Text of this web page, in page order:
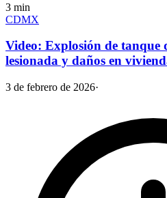
3 min
CDMX
Video: Explosión de tanque
lesionada y daños en
3 de febrero de 2026·